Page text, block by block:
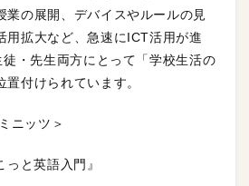
業の展開、デバイスやルールの見
用拡大など、急速にICT活用が進
・先生両方にとって「学校生活の
付けられています。
ニッツ＞
っと英語入門』